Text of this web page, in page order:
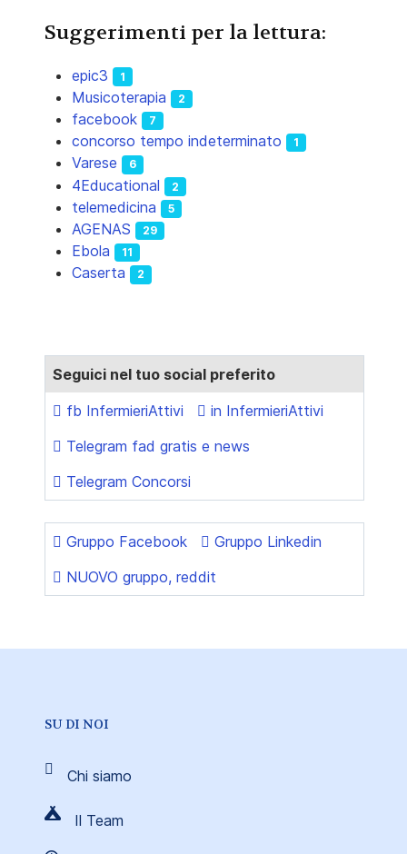
Suggerimenti per la lettura:
epic3 1
Musicoterapia 2
facebook 7
concorso tempo indeterminato 1
Varese 6
4Educational 2
telemedicina 5
AGENAS 29
Ebola 11
Caserta 2
Seguici nel tuo social preferito
fb InfermieriAttivi
in InfermieriAttivi
Telegram fad gratis e news
Telegram Concorsi
Gruppo Facebook
Gruppo Linkedin
NUOVO gruppo, reddit
SU DI NOI
Chi siamo
Il Team